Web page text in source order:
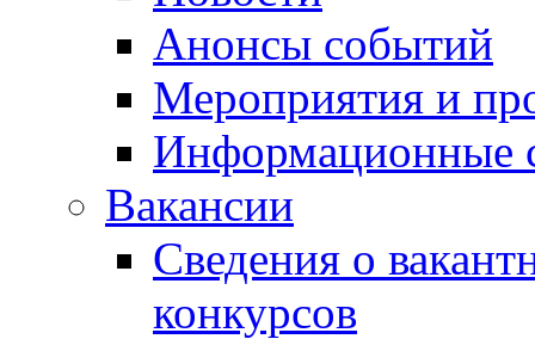
Анонсы событий
Мероприятия и
Информационные
Вакансии
Сведения о
конкурсов